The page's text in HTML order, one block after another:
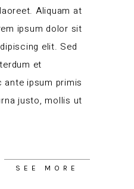
Aliquam at
ipsum dolor sit
elit. Sed
et
ante ipsum primis
justo, mollis ut
SEE MORE